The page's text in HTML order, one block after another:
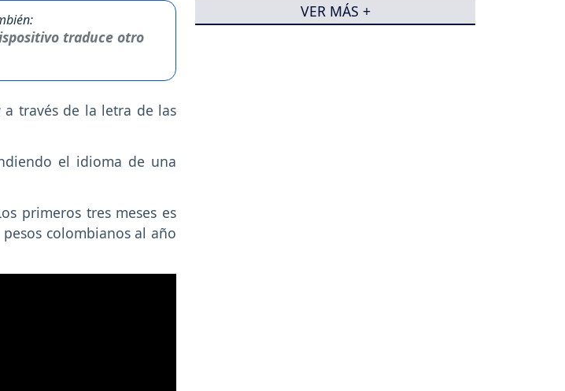
traduce otro
a través de la letra de las
el idioma de una
primeros tres meses es
colombianos al año
VER MÁS +